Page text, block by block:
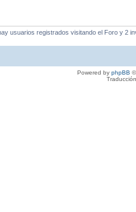
usuarios registrados visitando el Foro y 2
Powered by phpBB